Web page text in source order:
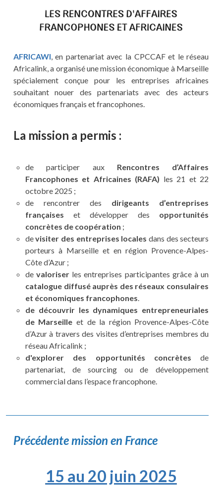
AFRICAWI, en partenariat avec la CPCCAF et le réseau
Africalink, a organisé une mission économique à Marseille
spécialement conçue pour les entreprises africaines
souhaitant nouer des partenariats avec des acteurs
économiques français et francophones.
La mission a permis :
de participer aux Rencontres d’Affaires
Francophones et Africaines (RAFA) les 21 et 22
octobre 2025 ;
de rencontrer des dirigeants d’entreprises
françaises et développer des opportunités
concrètes de coopération ;
devisiter des entreprises locales dans des secteurs
porteurs à Marseille et en région Provence-Alpes-
Côte d’Azur ;
devaloriser les entreprises participantes grâce à un
catalogue diffusé auprès des réseaux consulaires
et économiques francophones.
de découvrir les dynamiques entrepreneuriales
de Marseille et de la région Provence-Alpes-Côte
d’Azur à travers des visites d’entreprises membres du
réseau Africalink ;
d'explorer des opportunités concrètes de
partenariat, de sourcing ou de développement
commercial dans l’espace francophone.
Précédente mission en France
15 au 20 juin 2025